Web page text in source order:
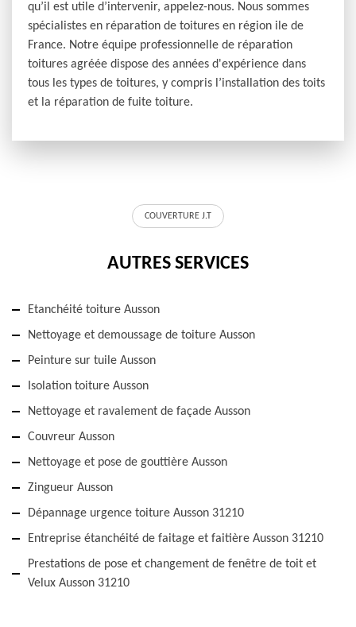
qu’il est utile d’intervenir, appelez-nous. Nous sommes
spécialistes en réparation de toitures en région ile de
France. Notre équipe professionnelle de réparation
toitures agréée dispose des années d'expérience dans
tous les types de toitures, y compris l’installation des toits
et la réparation de fuite toiture.
COUVERTURE J.T
AUTRES SERVICES
Etanchéité toiture Ausson
Nettoyage et demoussage de toiture Ausson
Peinture sur tuile Ausson
Isolation toiture Ausson
Nettoyage et ravalement de façade Ausson
Couvreur Ausson
Nettoyage et pose de gouttière Ausson
Zingueur Ausson
Dépannage urgence toiture Ausson 31210
Entreprise étanchéité de faitage et faitière Ausson 31210
Prestations de pose et changement de fenêtre de toit et
Velux Ausson 31210